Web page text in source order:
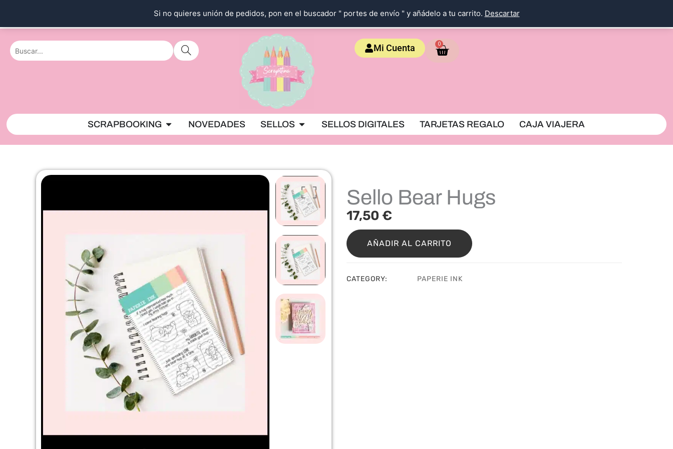
Si no quieres unión de pedidos, pon en el buscador " portes de envío " y añádelo a tu carrito. Descartar
contenido
Mi Cuenta 0
Carrito
SCRAPBOOKING Abrir SCRAPBOOKING
NOVEDADES SELLOS Abrir SELLOSSELLOS DIGITALES TARJETAS REGALO CAJA VIAJERA
Sello Bear Hugs
17,50 €
Sello
Bear
Hugs
AÑADIR AL CARRITO
CATEGORY: PAPERIE INK